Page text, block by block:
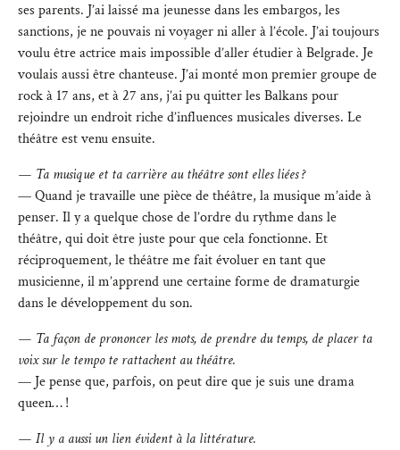
ses parents. J’ai laissé ma jeunesse dans les embargos, les
sanctions, je ne pouvais ni voyager ni aller à l’école. J’ai toujours
voulu être actrice mais impossible d’aller étudier à Belgrade. Je
voulais aussi être chanteuse. J’ai monté mon premier groupe de
rock à 17 ans, et à 27 ans, j’ai pu quitter les Balkans pour
rejoindre un endroit riche d’influences musicales diverses. Le
théâtre est venu ensuite.
— Ta musique et ta carrière au théâtre sont elles liées ?
— Quand je travaille une pièce de théâtre, la musique m’aide à
penser. Il y a quelque chose de l’ordre du rythme dans le
théâtre, qui doit être juste pour que cela fonctionne. Et
réciproquement, le théâtre me fait évoluer en tant que
musicienne, il m’apprend une certaine forme de dramaturgie
dans le développement du son.
— Ta façon de prononcer les mots, de prendre du temps, de placer ta
voix sur le tempo te rattachent au théâtre.
— Je pense que, parfois, on peut dire que je suis une drama
queen… !
— Il y a aussi un lien évident à la littérature.